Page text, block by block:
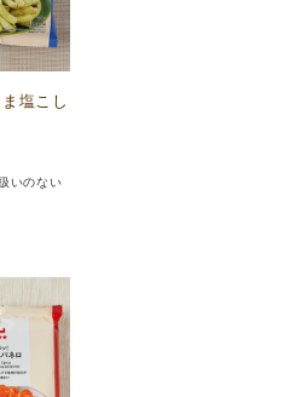
塩こし
いのない